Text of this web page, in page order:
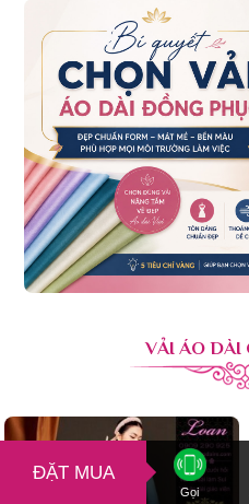
ĐẶT MUA
Gọi
VẢI ÁO DÀI